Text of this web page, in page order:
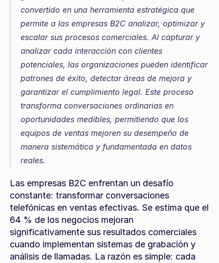
convertido en una herramienta estratégica que
permite a las empresas B2C analizar, optimizar y
escalar sus procesos comerciales. Al capturar y
analizar cada interacción con clientes
potenciales, las organizaciones pueden identificar
patrones de éxito, detectar áreas de mejora y
garantizar el cumplimiento legal. Este proceso
transforma conversaciones ordinarias en
oportunidades medibles, permitiendo que los
equipos de ventas mejoren su desempeño de
manera sistemática y fundamentada en datos
reales.
Las empresas B2C enfrentan un desafío
constante: transformar conversaciones
telefónicas en ventas efectivas. Se estima que el
64 % de los negocios mejoran
significativamente sus resultados comerciales
cuando implementan sistemas de grabación y
análisis de llamadas. La razón es simple: cada